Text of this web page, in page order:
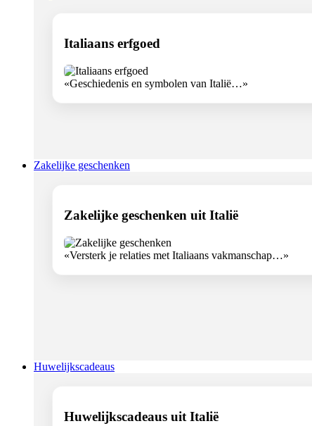
Italiaans erfgoed
«Geschiedenis en symbolen van Italië…»
Zakelijke geschenken
Zakelijke geschenken uit Italië
«Versterk je relaties met Italiaans vakmanschap…»
Huwelijkscadeaus
Huwelijkscadeaus uit Italië